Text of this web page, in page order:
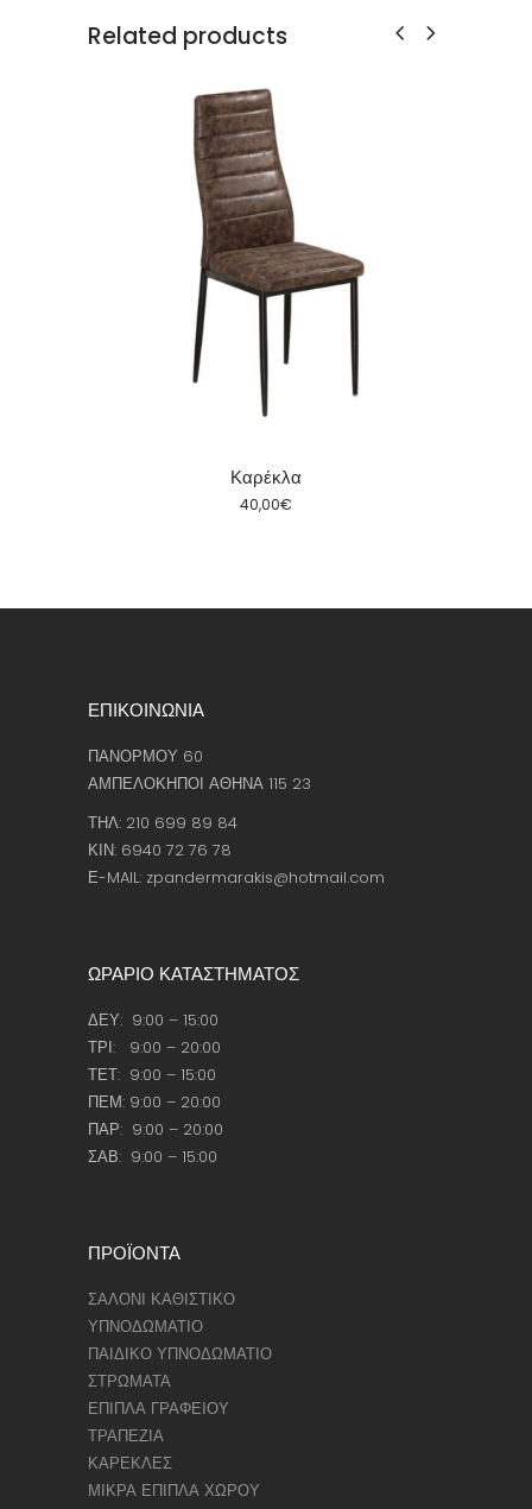
Related products
Καρέκλα
40,00€
ΕΠΙΚΟΙΝΩΝΙΑ
ΠΑΝΟΡΜΟΥ 60
ΑΜΠΕΛΟΚΗΠΟΙ ΑΘΗΝΑ 115 23
ΤΗΛ: 210 699 89 84
ΚΙΝ: 6940 72 76 78
Ε-MAIL: zpandermarakis@hotmail.com
ΩΡΑΡΙΟ ΚΑΤΑΣΤΗΜΑΤΟΣ
ΔΕΥ: 9:00 – 15:00
ΤΡΙ: 9:00 – 20:00
ΤΕΤ: 9:00 – 15:00
ΠΕΜ: 9:00 – 20:00
ΠΑΡ: 9:00 – 20:00
ΣΑΒ: 9:00 – 15:00
ΠΡΟΪΟΝΤΑ
ΣΑΛΟΝΙ ΚΑΘΙΣΤΙΚΟ
ΥΠΝΟΔΩΜΑΤΙΟ
ΠΑΙΔΙΚΟ ΥΠΝΟΔΩΜΑΤΙΟ
ΣΤΡΩΜΑΤΑ
ΕΠΙΠΛΑ ΓΡΑΦΕΙΟΥ
ΤΡΑΠΕΖΙΑ
ΚΑΡΕΚΛΕΣ
ΜΙΚΡΑ ΕΠΙΠΛΑ ΧΩΡΟΥ